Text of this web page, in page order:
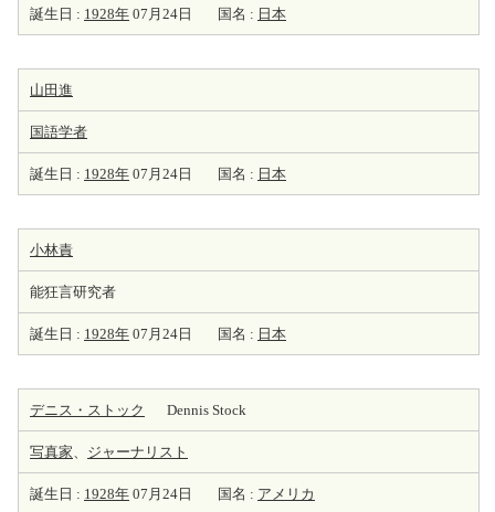
誕生日 : 1928年 07月24日 国名 : 日本
山田進
国語学者
誕生日 : 1928年 07月24日 国名 : 日本
小林責
能狂言研究者
誕生日 : 1928年 07月24日 国名 : 日本
デニス・ストック Dennis Stock
写真家、 ジャーナリスト
誕生日 : 1928年 07月24日 国名 : アメリカ